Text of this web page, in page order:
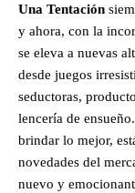
Una Tentación
y ahora, con la
se eleva a nuevas
desde juegos
seductoras,
lencería de
brindar lo mejor,
novedades del
nuevo y